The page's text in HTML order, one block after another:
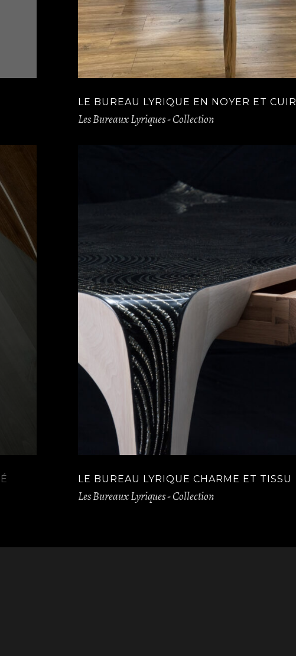
LE BUREAU LYRIQUE EN NOYER ET CUIR
Les Bureaux Lyriques - Collection
LE BUREAU LYRIQUE CHARME ET TISSU
Les Bureaux Lyriques - Collection